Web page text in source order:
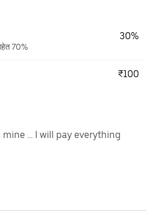
70%
30%
₹100
... I will pay everything